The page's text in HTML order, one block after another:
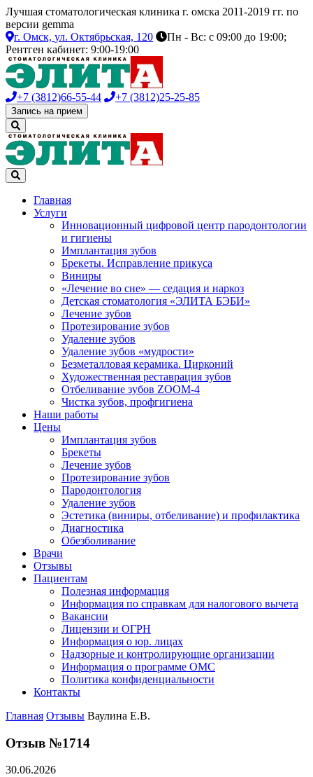
Лучшая стоматологическая клиника г. омска 2011-2019 гг. по
версии gemma
г. Омск, ул. Октябрьская, 120
Пн - Вс: с 09:00 до 19:00;
Рентген кабинет: 9:00-19:00
+7 (3812)66-55-44 +7 (3812)25-25-85
Запись на прием
Главная
Услуги
Инновационный цифровой центр пародонтологии
и гигиены
Имплантация зубов
Брекеты. Исправление прикуса
Виниры
«Лечение во сне» — седация и наркоз
Детская стоматология «ЭЛИТА БЭБИ»
Лечение зубов
Протезирование зубов
Удаление зубов
Удаление зубов «мудрости»
Безметалловая керамика. Цирконий
Художественная реставрация зубов
Отбеливание зубов ZOOM-4
Чистка зубов, профгигиена
Наши работы
Цены
Имплантация зубов
Брекеты
Лечение зубов
Протезирование зубов
Пародонтология
Удаление зубов
Эстетика (виниры, отбеливание) и профилактика
Диагностика
Обезболивание
Врачи
Отзывы
Пациентам
Полезная информация
Информация по справкам для налогового вычета
Вакансии
Лицензии и ОГРН
Информация о юр. лицах
Надзорные и контролирующие организации
Информация о программе ОМС
Политика конфиденциальности
Контакты
Главная Отзывы Ваулина Е.В.
Отзыв №1714
30.06.2026